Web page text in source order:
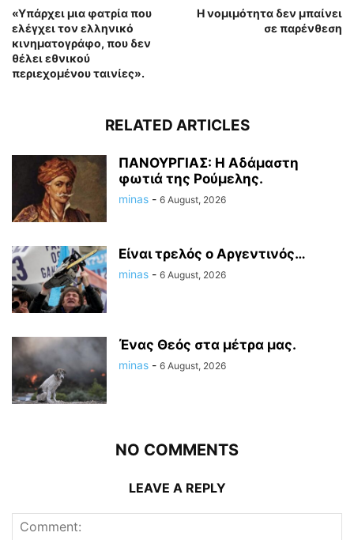
«Υπάρχει μια φατρία που
ελέγχει τον ελληνικό
κινηματογράφο, που δεν
θέλει εθνικού
περιεχομένου ταινίες».
Η νομιμότητα δεν μπαίνει
σε παρένθεση
RELATED ARTICLES
ΠΑΝΟΥΡΓΙΑΣ: Η Αδάμαστη
φωτιά της Ρούμελης.
minas - 6 August, 2026
Είναι τρελός ο Αργεντινός…
minas - 6 August, 2026
Ένας Θεός στα μέτρα μας.
minas - 6 August, 2026
NO COMMENTS
LEAVE A REPLY